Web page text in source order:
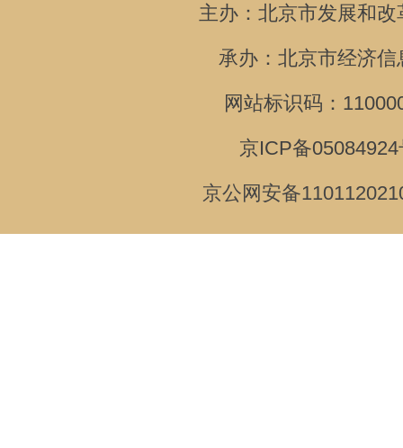
主办：北京市发展和改
承办：北京市经济信
网站标识码：
京ICP备
京公网安备